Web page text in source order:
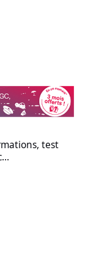
test